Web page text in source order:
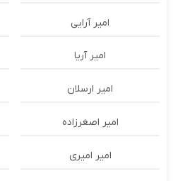
امیر آرایی
امیر آریا
امیر ارسلان
امیر اصغرزاده
امیر امیری